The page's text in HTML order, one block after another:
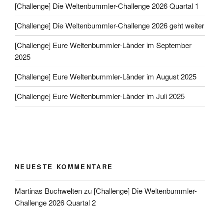
[Challenge] Die Weltenbummler-Challenge 2026 Quartal 1
[Challenge] Die Weltenbummler-Challenge 2026 geht weiter
[Challenge] Eure Weltenbummler-Länder im September
2025
[Challenge] Eure Weltenbummler-Länder im August 2025
[Challenge] Eure Weltenbummler-Länder im Juli 2025
NEUESTE KOMMENTARE
Martinas Buchweltenzu [Challenge] Die Weltenbummler-
Challenge 2026 Quartal 2